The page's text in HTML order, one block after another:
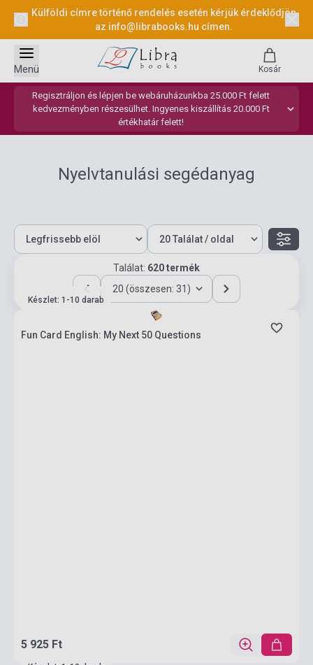
Külföldi címre történő rendelés esetén kérjük érdeklődjön
az info@librabooks.hu címen.
Regisztráljon és lépjen be webáruházunkba 25.000 Ft felett
kedvezményben részesülhet. Ingyenes kiszállítás 20.000 Ft
értékhatár felett!
Menü Kosár
Nyelvtanulási segédanyag
Találat: 620 termék
20 (összesen: 31)
Készlet: 1-10 darab
Fun Card English: My Next 50 Questions
5 925 Ft